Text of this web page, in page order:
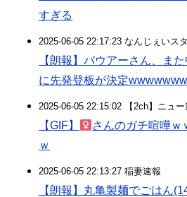
すぎる
2025-06-05 22:17:23 なんじぇいス
【朗報】バウアーさん、ま
に先発登板が決定
2025-06-05 22:15:02 【2ch】ニュ
【GIF】
さんのガチ喧嘩ｗ
ｗ
2025-06-05 22:13:27 稲妻速報
【朗報】丸亀製麺でごはん